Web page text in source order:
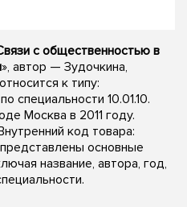
с общественностью в
», автор — Зудочкина,
к типу:
специальности 10.01.10.
Москва в 2011 году.
код товара:
основные
название, автора, год,